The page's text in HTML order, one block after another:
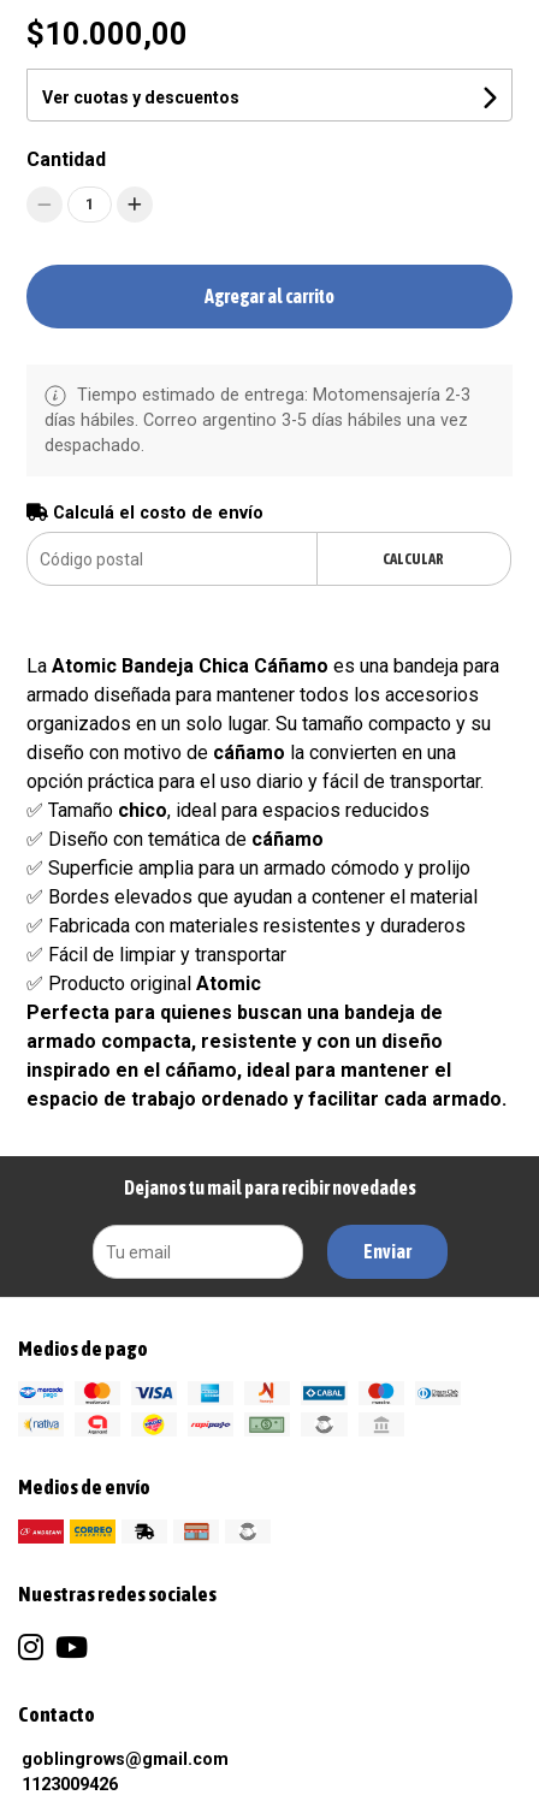
$10.000,00
Ver cuotas y descuentos
Cantidad
1
Agregar al carrito
Tiempo estimado de entrega: Motomensajería 2-3
días hábiles. Correo argentino 3-5 días hábiles una vez
despachado.
Calculá el costo de envío
CALCULAR
LaAtomic Bandeja Chica Cáñamo es una bandeja para
armado diseñada para mantener todos los accesorios
organizados en un solo lugar. Su tamaño compacto y su
diseño con motivo de cáñamo la convierten en una
opción práctica para el uso diario y fácil de transportar.
✅ Tamaño chico, ideal para espacios reducidos
✅ Diseño con temática de cáñamo
✅ Superficie amplia para un armado cómodo y prolijo
✅ Bordes elevados que ayudan a contener el material
✅ Fabricada con materiales resistentes y duraderos
✅ Fácil de limpiar y transportar
✅ Producto originalAtomic
Perfecta para quienes buscan una bandeja de
armado compacta, resistente y con un diseño
inspirado en el cáñamo, ideal para mantener el
espacio de trabajo ordenado y facilitar cada armado.
Dejanos tu mail para recibir novedades
Enviar
Medios de pago
Medios de envío
Nuestras redes sociales
Contacto
goblingrows@gmail.com
1123009426